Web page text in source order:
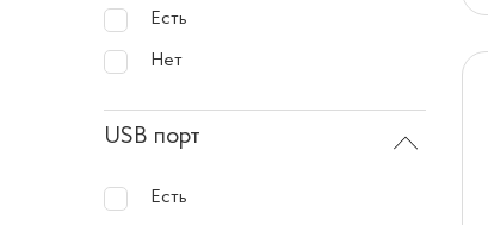
Есть
Нет
USB порт
Есть